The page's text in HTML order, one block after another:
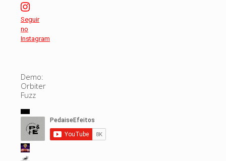
Seguir
no
Instagram
Demo:
Orbiter
Fuzz